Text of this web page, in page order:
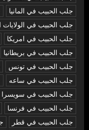
جلب الحبيب في المانيا
جلب الحبيب في الولايات
جلب الحبيب في امريكا
جلب الحبيب في بريطانيا
جلب الحبيب في تونس
جلب الحبيب في ساعه
جلب الحبيب في سويسرا
جلب الحبيب في فرنسا
جلب الحبيب في قطر